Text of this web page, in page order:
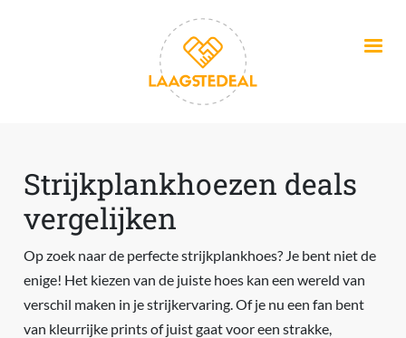
Strijkplankhoezen deals
vergelijken
Op zoek naar de perfecte strijkplankhoes? Je bent niet de
enige! Het kiezen van de juiste hoes kan een wereld van
verschil maken in je strijkervaring. Of je nu een fan bent
van kleurrijke prints of juist gaat voor een strakke,